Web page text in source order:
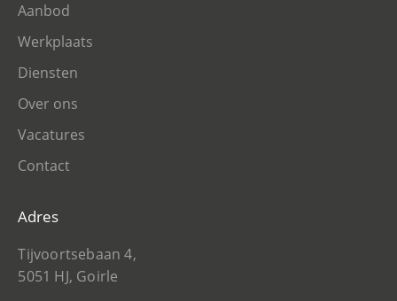
Aanbod
Werkplaats
Diensten
Over ons
Vacatures
Contact
Adres
Tijvoortsebaan 4,
5051 HJ, Goirle